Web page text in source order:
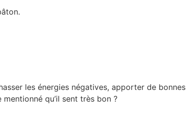
les énergies négatives, apporter de bonnes
qu’il sent très bon ?